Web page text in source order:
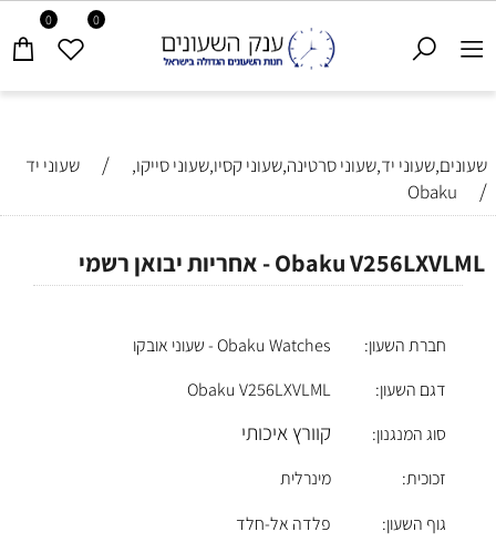
0 0
שעונים,שעוני יד,שעוני סרטינה,שעוני קסיו,שעוני סייקו, / שעוני יד
/
Obaku
Obaku V256LXVLML - אחריות יבואן רשמי
חברת השעון:
Obaku Watches - שעוני אובקו
דגם השעון:
Obaku V256LXVLML
סוג המנגנון:
קוורץ איכותי
זכוכית:
מינרלית
גוף השעון:
פלדה אל-חלד